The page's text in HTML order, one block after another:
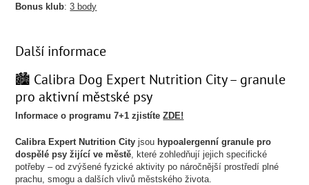
Bonus klub:3 body
Další informace
🏙️ Calibra Dog Expert Nutrition City – granule
pro aktivní městské psy
Informace o programu 7+1 zjistíteZDE!
Calibra Expert Nutrition City jsou hypoalergenní granule pro
dospělé psy žijící ve městě, které zohledňují jejich specifické
potřeby – od zvýšené fyzické aktivity po náročnější prostředí plné
prachu, smogu a dalších vlivů městského života.